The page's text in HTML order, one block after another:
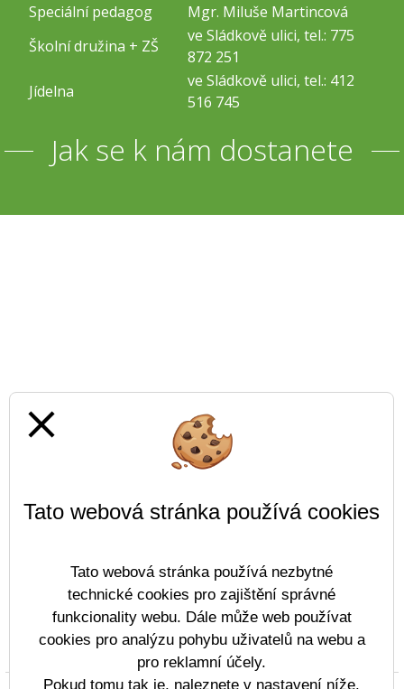
Speciální pedagog
Mgr. Miluše Martincová
Školní družina + ZŠ
ve Sládkově ulici, tel.: 775
872 251
Jídelna
ve Sládkově ulici, tel.: 412
516 745
Jak se k nám dostanete
Prohlášení o přístupnosti Mapa webu
close
Tato webová stránka používá cookies
Tato webová stránka používá nezbytné
technické cookies pro zajištění správné
funkcionality webu. Dále může web používat
cookies pro analýzu pohybu uživatelů na webu a
pro reklamní účely.
Pokud tomu tak je, naleznete v nastavení níže.